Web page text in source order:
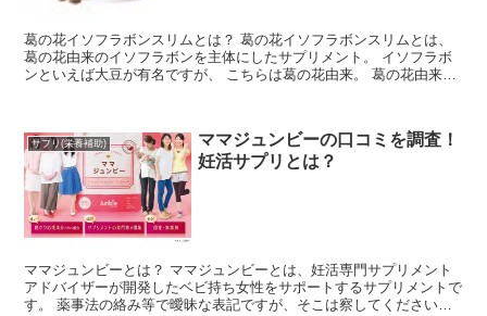
葛の花イソフラボンスリムとは？ 葛の花イソフラボンスリムとは、
葛の花由来のイソフラボンを主体にしたサプリメント。 イソフラボ
ンといえば大豆が有名ですが、 こちらは葛の花由来。 葛の花由来の
サプリ(栄養補助)
ママジュンビーの口コミを調査！
妊活サプリとは？
ママジュンビーとは？ ママジュンビーとは、妊活専門サプリメント
アドバイザーが開発したベビ持ち女性をサポートするサプリメントで
す。 薬事法の絡み等で曖昧な表記ですが、そこは察してください